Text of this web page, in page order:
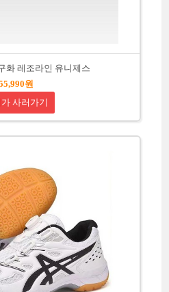
화 레조라인 유니제스
원
사러가기